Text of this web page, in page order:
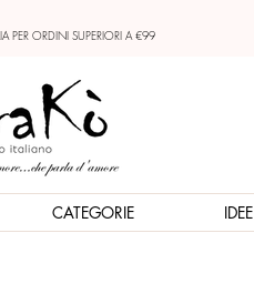
PER ORDINI SUPERIORI A €99
CATEGORIE